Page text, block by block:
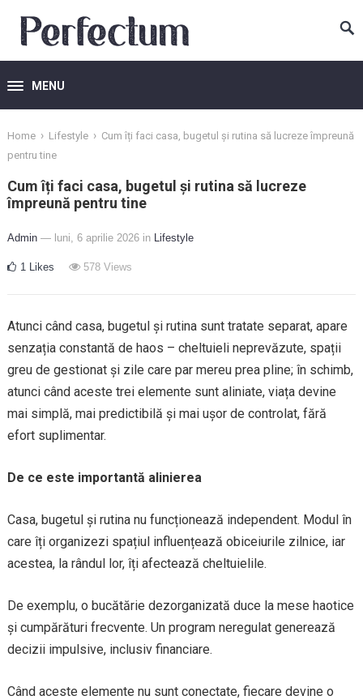
MENU
Home › Lifestyle › Cum îți faci casa, bugetul și rutina să lucreze împreună
pentru tine
Cum îți faci casa, bugetul și rutina să lucreze
împreună pentru tine
Admin — luni, 6 aprilie 2026 in Lifestyle
1 Likes 578Views
Atunci când casa, bugetul și rutina sunt tratate separat, apare
senzația constantă de haos – cheltuieli neprevăzute, spații
greu de gestionat și zile care par mereu prea pline; în schimb,
atunci când aceste trei elemente sunt aliniate, viața devine
mai simplă, mai predictibilă și mai ușor de controlat, fără
efort suplimentar.
De ce este importantă alinierea
Casa, bugetul și rutina nu funcționează independent. Modul în
care îți organizezi spațiul influențează obiceiurile zilnice, iar
acestea, la rândul lor, îți afectează cheltuielile.
De exemplu, o bucătărie dezorganizată duce la mese haotice
și cumpărături frecvente. Un program neregulat generează
decizii impulsive, inclusiv financiare.
Când aceste elemente nu sunt conectate, fiecare devine o